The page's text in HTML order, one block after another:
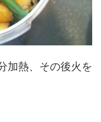
加熱、その後火を